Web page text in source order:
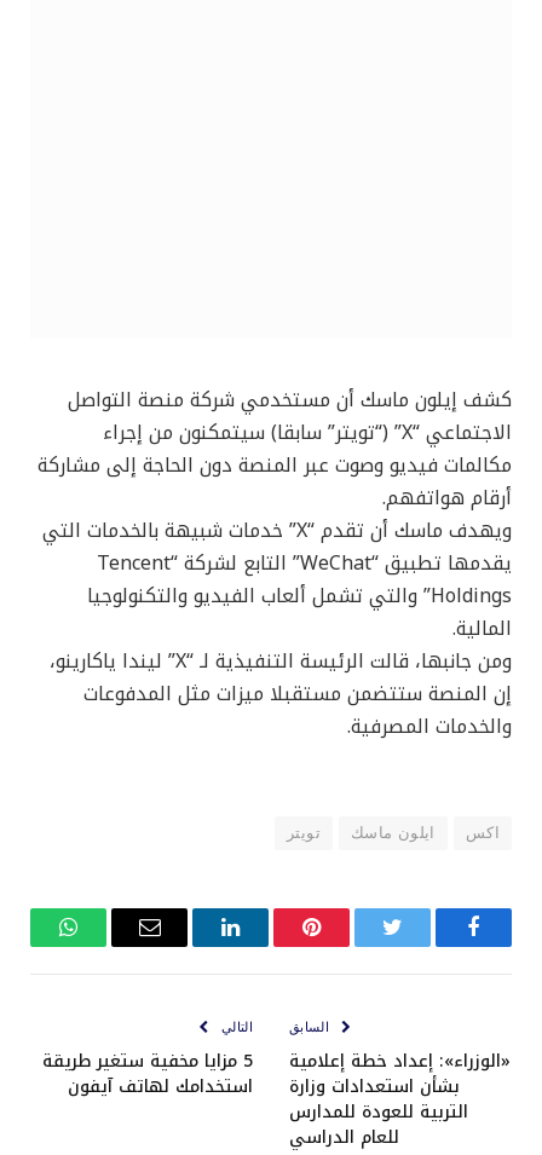
كشف إيلون ماسك أن مستخدمي شركة منصة التواصل
الاجتماعي “X” (“تويتر” سابقا) سيتمكنون من إجراء
مكالمات فيديو وصوت عبر المنصة دون الحاجة إلى مشاركة
أرقام هواتفهم.
ويهدف ماسك أن تقدم “X” خدمات شبيهة بالخدمات التي
يقدمها تطبيق “WeChat” التابع لشركة “Tencent
Holdings” والتي تشمل ألعاب الفيديو والتكنولوجيا
المالية.
ومن جانبها، قالت الرئيسة التنفيذية لـ “X” ليندا ياكارينو،
إن المنصة ستتضمن مستقبلا ميزات مثل المدفوعات
والخدمات المصرفية.
اكس ايلون ماسك تويتر
فيسبوك تويتر بينتيريستلينكدإن
البريد
واتساب
السابق
«الوزراء»: إعداد خطة إعلامية
بشأن استعدادات وزارة
التربية للعودة للمدارس
للعام الدراسي
التالي
5 مزايا مخفية ستغير طريقة
استخدامك لهاتف آيفون